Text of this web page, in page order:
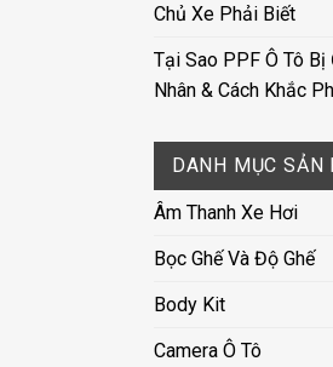
Chủ Xe Phải Biết
Tại Sao PPF Ô Tô Bị
Nhân & Cách Khắc
DANH MỤC SẢN
Âm Thanh Xe Hơi
Bọc Ghế Và Độ Ghế
Body Kit
Camera Ô Tô